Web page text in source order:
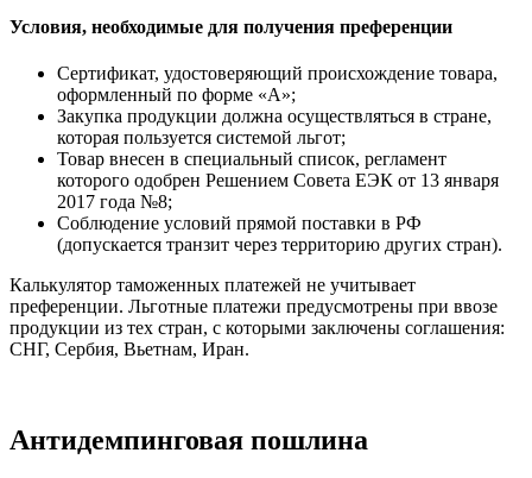
Условия, необходимые для получения преференции
Сертификат, удостоверяющий происхождение товара,
оформленный по форме «А»;
Закупка продукции должна осуществляться в стране,
которая пользуется системой льгот;
Товар внесен в специальный список, регламент
которого одобрен Решением Совета ЕЭК от 13 января
2017 года №8;
Соблюдение условий прямой поставки в РФ
(допускается транзит через территорию других стран).
Калькулятор таможенных платежей не учитывает
преференции. Льготные платежи предусмотрены при ввозе
продукции из тех стран, с которыми заключены соглашения:
СНГ, Сербия, Вьетнам, Иран.
Антидемпинговая пошлина